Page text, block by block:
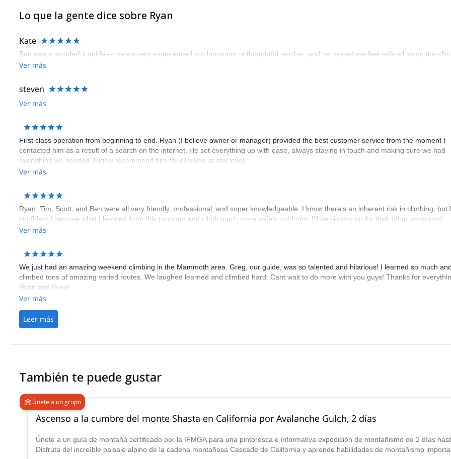
Lo que la gente dice sobre Ryan
Kate
Ben was a wonderful guide — he’s a very experienced outdoorsman, a thoughtful teacher, and he helped me feel safe all along the
Ver más
steven
Ver más
First class operation from beginning to end. Ryan (I believe owner or manager) provided the best customer service from the moment I
contacted him as a result of a search on the internet. He set everything up with ease, always staying in touch and making sure we had
everything we needed. Highly recommend him for climbing at any level.
Ver más
Ryan, Tim, Scott, and Ben were all very friendly, professional, and super knowledgeable. I know there's an inherent risk in climbing, but
confident I can use what I learned from this program and climb much more safely outdoors. I'll be signing up for their other programs!
Ver más
We just had an amazing weekend climbing in the Mammoth area. Greg, our guide, was so talented and hilarious! I learned so much
climbed tons of amazing varied routes. We laughed learned and climbed hard. Cant wait to do more with you guys! Thanks for
Ryan and Greg!
Ver más
Leer más
También te puede gustar
Únete a un grupo
Ascenso a la cumbre del monte Shasta en California por Avalanche Gulch, 2 días
Únete a un guía de montaña certificado por la IFMGA para una pintoresca e informativa expedición de montañismo de 2 días
Disfruta del increíble paisaje alpino de la cadena montañosa Cascade de California y aprende habilidades de montañismo